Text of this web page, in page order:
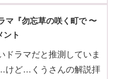
マ『勿忘草の咲く町で 〜
ント
ドラマだと推測していま
けど…くうさんの解説拝